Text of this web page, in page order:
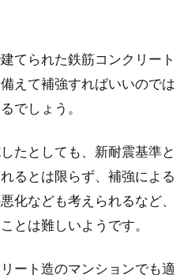
てられた鉄筋コンクリート
えて補強すればいいのでは
でしょう。
たとしても、新耐震基準と
るとは限らず、補強による
化なども考えられるなど、
とは難しいようです。
ート造のマンションでも適